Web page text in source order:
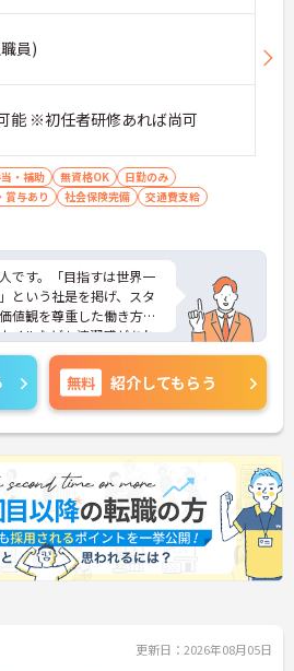
員)
能 ※初任者研修あれば尚可
・補助 無資格OK
日勤のみ
賞与あり 社会保険完備
交通費支給
です。「目指すは世界一
という社是を掲げ、スタ
値観を尊重した働き方を
イルなども清潔感があれ
自分らしいスタイルで無
。日々の頑張りやチーム
される特別報酬としてし
いモチベーションを維持
す。残業は少なく、月9日
リフレッシュ休暇も用意
の時間を大切にできる環
雇用制度により70歳まで
度も完備されているな
リアを築いていける職場
丁寧なフォロー体制があ
用しながら更なるスキル
無料 紹介してもらう
更新日：2026年08月05日